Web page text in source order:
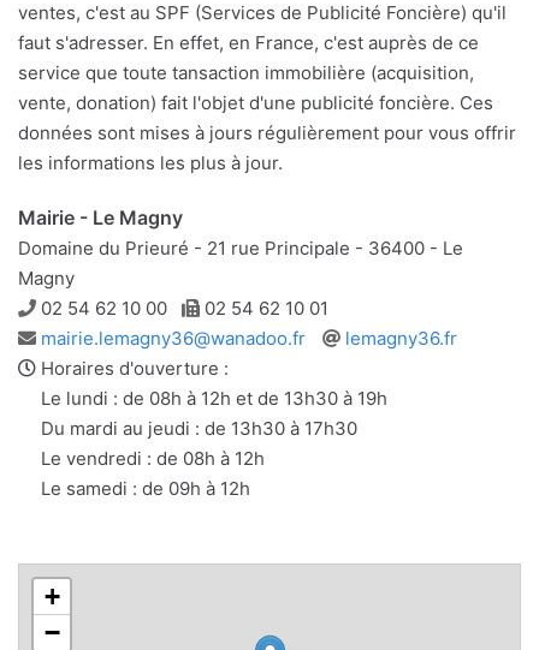
ventes, c'est au SPF (Services de Publicité Foncière) qu'il
faut s'adresser. En effet, en France, c'est auprès de ce
service que toute tansaction immobilière (acquisition,
vente, donation) fait l'objet d'une publicité foncière. Ces
données sont mises à jours régulièrement pour vous offrir
les informations les plus à jour.
Mairie - Le Magny
Domaine du Prieuré - 21 rue Principale - 36400 - Le
Magny
Téléphone
02 54 62 10 00 Télécopie
02 54 62 10 01
Adresse
e-
mail
mairie.lemagny36@wanadoo.fr
Site
lemagny36.fr
Horaires d'ouverture :
Le lundi : de 08h à 12h et de 13h30 à 19h
Du mardi au jeudi : de 13h30 à 17h30
Le vendredi : de 08h à 12h
Le samedi : de 09h à 12h
+
−